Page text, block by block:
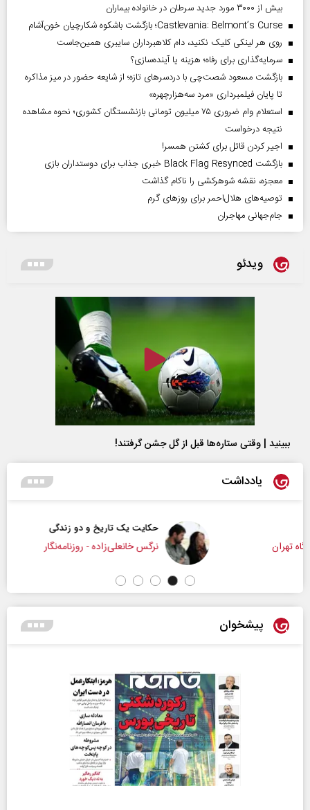
بیش از ۳۰۰۰ مورد جدید سرطان در خانواده بیماران
Castlevania: Belmont’s Curse؛ بازگشت باشکوه شکارچیان خون‌آشام
روی هر لینکی کلیک نکنید، دام کلاهبرداران سایبری همین‌جاست
سرمایه‌گذاری برای رفاه؛ هزینه یا آینده‌سازی؟
بازگشت مسعود شصت‌چی با دردسر‌های تازه؛ از شایعه حضور در میز مذاکره
تا پایان فیلمبرداری «مرد سه‌هزارچهره»
استعلام وام ضروری ۷۵ میلیون تومانی بازنشستگان کشوری؛ نحوه مشاهده
نتیجه درخواست
اجیر کردن قاتل برای کشتن همسر!
بازگشت Black Flag Resynced خبری جذاب برای دوستداران بازی
معجزه، نقشه شوهرکشی را ناکام گذاشت
توصیه‌های هلال‌احمر برای روز‌های گرم
جام‌جهانی مهاجران
ویدئو
ببینید | وقتی ستاره‌ها قبل از گل جشن گرفتند!
یادداشت
حکایت یک تاریخ و دو زندگی
نرگس خانعلی‌زاده - روزنامه‌نگار
پیشخوان